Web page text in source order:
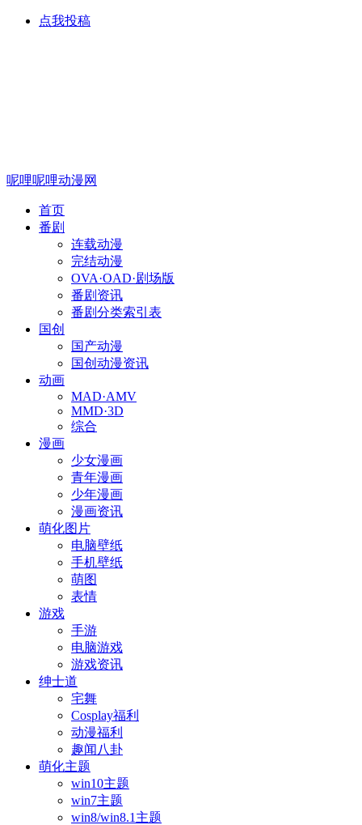
点我投稿
呢哩呢哩动漫网
首页
番剧
连载动漫
完结动漫
OVA·OAD·剧场版
番剧资讯
番剧分类索引表
国创
国产动漫
国创动漫资讯
动画
MAD·AMV
MMD·3D
综合
漫画
少女漫画
青年漫画
少年漫画
漫画资讯
萌化图片
电脑壁纸
手机壁纸
萌图
表情
游戏
手游
电脑游戏
游戏资讯
绅士道
宅舞
Cosplay福利
动漫福利
趣闻八卦
萌化主题
win10主题
win7主题
win8/win8.1主题